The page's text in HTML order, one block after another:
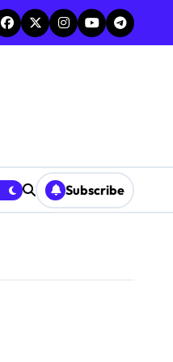
Subscribe